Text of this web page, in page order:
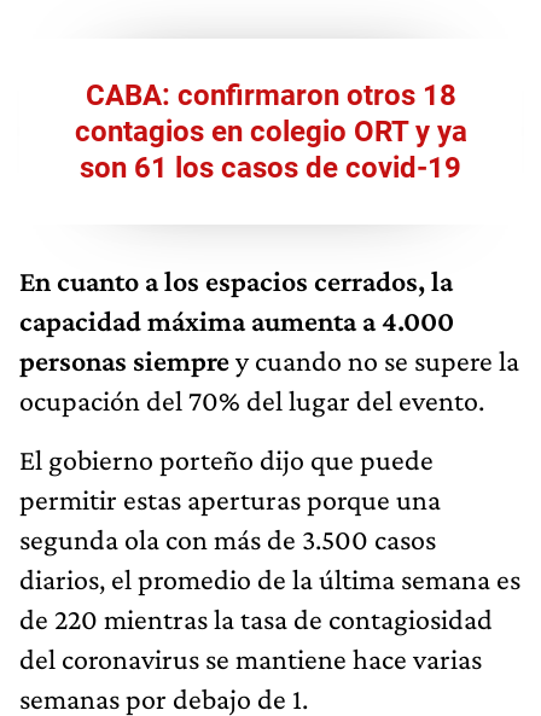
CABA: confirmaron otros 18
contagios en colegio ORT y ya
son 61 los casos de covid-19
En cuanto a los espacios cerrados, la
capacidad máxima aumenta a 4.000
personas siemprey cuando no se supere la
ocupación del 70% del lugar del evento.
El gobierno porteño dijo que puede
permitir estas aperturas porque una
segunda ola con más de 3.500 casos
diarios, el promedio de la última semana es
de 220 mientras la tasa de contagiosidad
del coronavirus se mantiene hace varias
semanas por debajo de 1.